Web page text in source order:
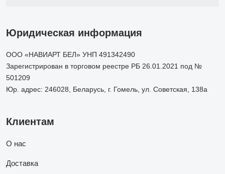
Юридическая информация
ООО «НАВИАРТ БЕЛ» УНП 491342490
Зарегистрирован в торговом реестре РБ 26.01.2021 под №
501209
Юр. адрес: 246028, Беларусь, г. Гомель, ул. Советская, 138а
Клиентам
О нас
Доставка